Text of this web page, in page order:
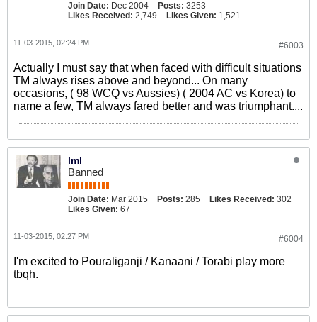
Join Date: Dec 2004 Posts: 3253
Likes Received: 2,749 Likes Given: 1,521
#6003
11-03-2015, 02:24 PM
Actually I must say that when faced with difficult situations
TM always rises above and beyond... On many
occasions, ( 98 WCQ vs Aussies) ( 2004 AC vs Korea) to
name a few, TM always fared better and was triumphant....
lml
Banned
Join Date: Mar 2015 Posts: 285 Likes Received: 302
Likes Given: 67
#6004
11-03-2015, 02:27 PM
I'm excited to Pouraliganji / Kanaani / Torabi play more
tbqh.